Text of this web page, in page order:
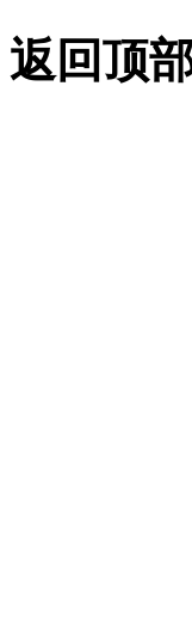
返回顶